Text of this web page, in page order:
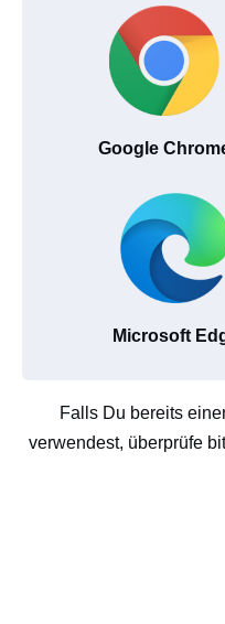
Google
Microsoft
Falls Du bereits
verwendest, überprüfe